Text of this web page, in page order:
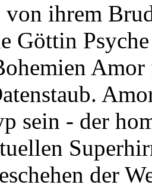
ihrem
Göttin
sein - der
der